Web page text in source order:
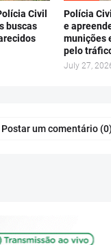
Civil
buscas
Polícia
e
munições
pelo
July 27,
Postar um comentário (0)